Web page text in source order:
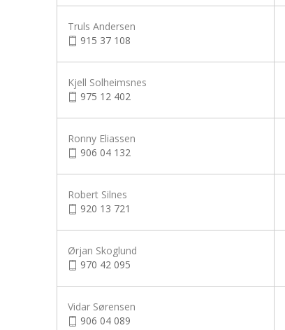
Truls Andersen
915 37 108
Kjell Solheimsnes
975 12 402
Ronny Eliassen
906 04 132
Robert Silnes
920 13 721
Ørjan Skoglund
970 42 095
Vidar Sørensen
906 04 089